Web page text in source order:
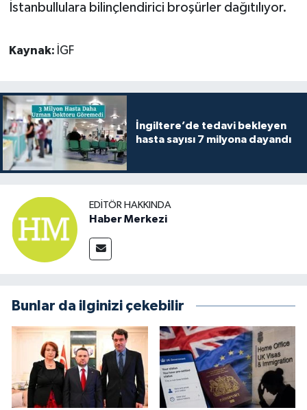
İstanbullulara bilinçlendirici broşürler dağıtılıyor.
Kaynak: İGF
İngiltere’de tedavi bekleyen
hasta sayısı 7 milyona dayandı
EDITÖR HAKKINDA
Haber Merkezi
Bunlar da ilginizi çekebilir